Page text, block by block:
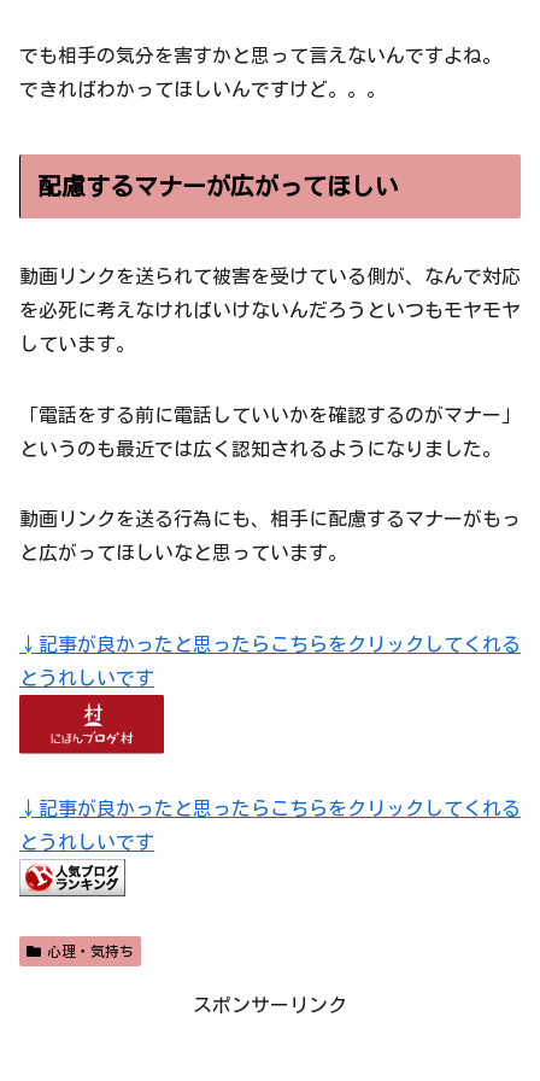
でも相手の気分を害すかと思って言えないんですよね。
できればわかってほしいんですけど。。。
配慮するマナーが広がってほしい
動画リンクを送られて被害を受けている側が、なんで対応
を必死に考えなければいけないんだろうといつもモヤモヤ
しています。
「電話をする前に電話していいかを確認するのがマナー」
というのも最近では広く認知されるようになりました。
動画リンクを送る行為にも、相手に配慮するマナーがもっ
と広がってほしいなと思っています。
↓記事が良かったと思ったらこちらをクリックしてくれる
とうれしいです
↓記事が良かったと思ったらこちらをクリックしてくれる
とうれしいです
心理・気持ち
スポンサーリンク